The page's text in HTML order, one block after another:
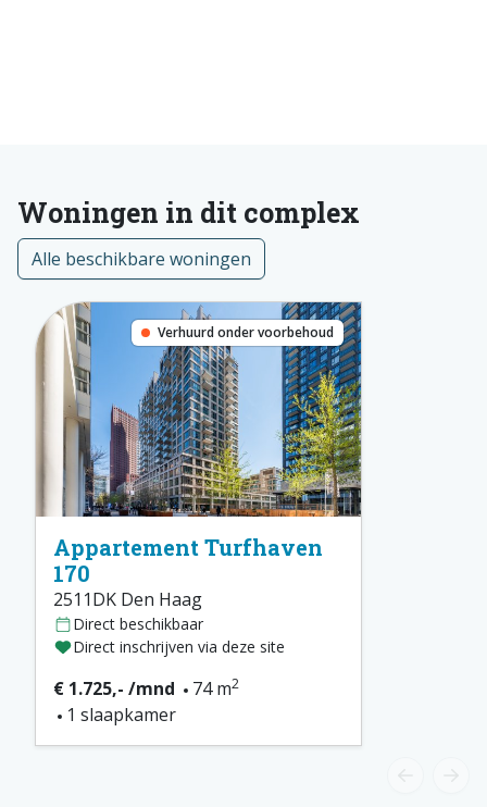
Woningen in dit complex
Alle beschikbare woningen
Verhuurd onder voorbehoud
Appartement Turfhaven
170
2511DK Den Haag
Direct beschikbaar
Direct inschrijven via deze site
€ 1.725,- /mnd 74 m2
1 slaapkamer